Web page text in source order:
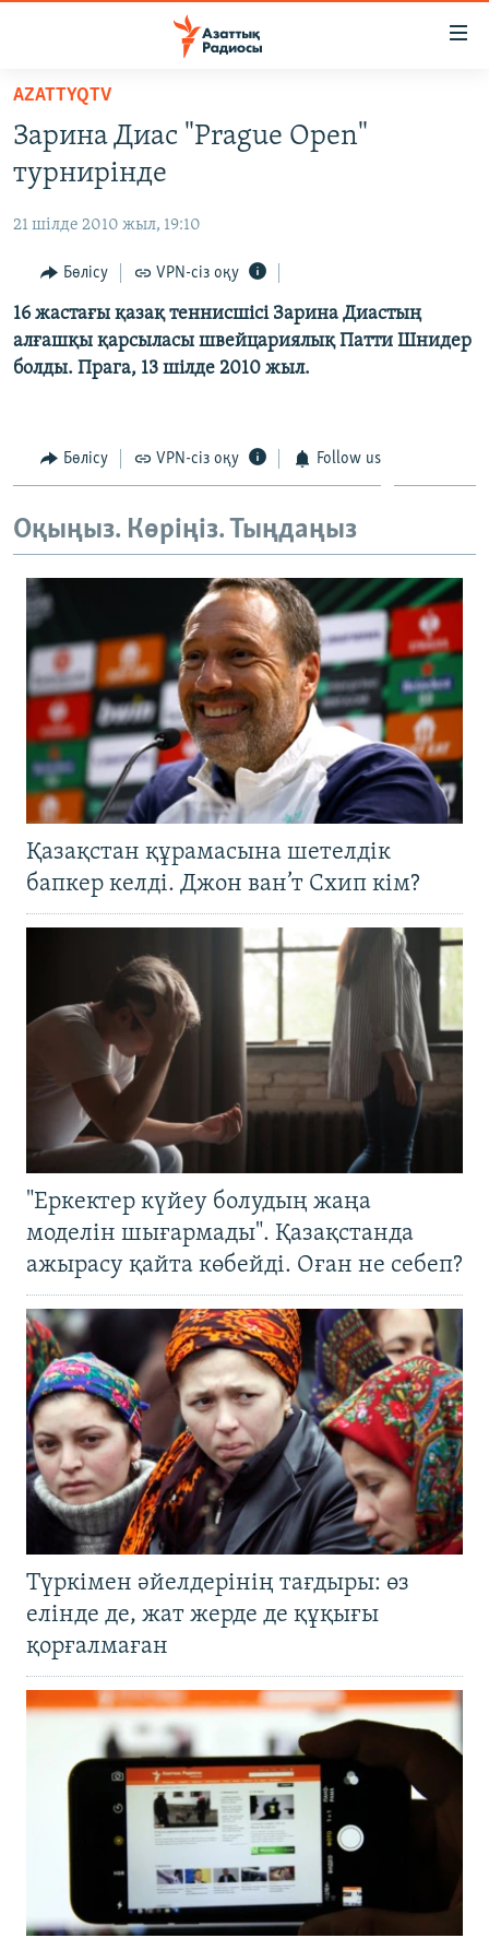
Skip
main
content
Skip
to
Navigation
Skip
to
Search
САЯСАТ
AZATTYQTV
ҚАҢТАР ОҚИҒАСЫ
АДАМ ҚҰҚЫҚТАРЫ
ӘЛЕУМЕТ
ӘЛЕМ
Русский
Басқа тілдерде
AZATTYQTV
Зарина Диас "Prague Open"
турнирінде
21 шілде 2010 жыл, 19:10
Бөлісу VPN-сіз оқу
16 жастағы қазақ теннисшісі Зарина Диастың
алғашқы қарсыласы швейцариялық Патти Шнидер
болды. Прага, 13 шілде 2010 жыл.
Бөлісу VPN-сіз оқу Follow us
Оқыңыз. Көріңіз. Тыңдаңыз
Қазақстан құрамасына шетелдік
бапкер келді. Джон ван’т Схип кім?
"Еркектер күйеу болудың жаңа
моделін шығармады". Қазақстанда
ажырасу қайта көбейді. Оған не себеп?
Түркімен әйелдерінің тағдыры: өз
елінде де, жат жерде де құқығы
қорғалмаған